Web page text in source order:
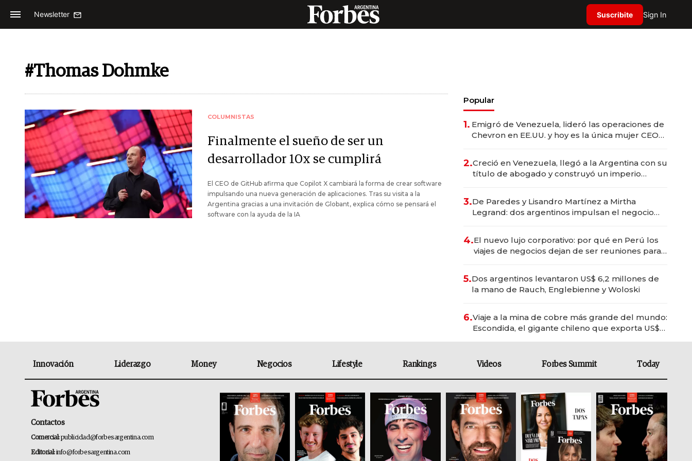
Newsletter Suscribite Sign In
#Thomas Dohmke
COLUMNISTAS
Finalmente el sueño de ser un
desarrollador 10x se cumplirá
El CEO de GitHub afirma que Copilot X cambiará la forma de crear software
impulsando una nueva generación de aplicaciones. Tras su visita a la
Argentina gracias a una invitación de Globant, explica cómo se pensará el
software con la ayuda de la IA
Popular
1. Emigró de Venezuela, lideró las operaciones de
Chevron en EE.UU. y hoy es la única mujer CEO
2.Creció en Venezuela, llegó a la Argentina con su
título de abogado y construyó un imperio
3.De Paredes y Lisandro Martínez a Mirtha
Legrand: dos argentinos impulsan el negocio
4.El nuevo lujo corporativo: por qué en Perú los
viajes de negocios dejan de ser reuniones para
5.Dos argentinos levantaron US$ 6,2 millones de
la mano de Rauch, Englebienne y Woloski
6.Viaje a la mina de cobre más grande del mundo:
Escondida, el gigante chileno que exporta US$
Innovación Liderazgo Money Negocios Lifestyle Rankings Videos Forbes Summit Today
Contactos
Comercial:publicidad@forbesargentina.com
Editorial:info@forbesargentina.com